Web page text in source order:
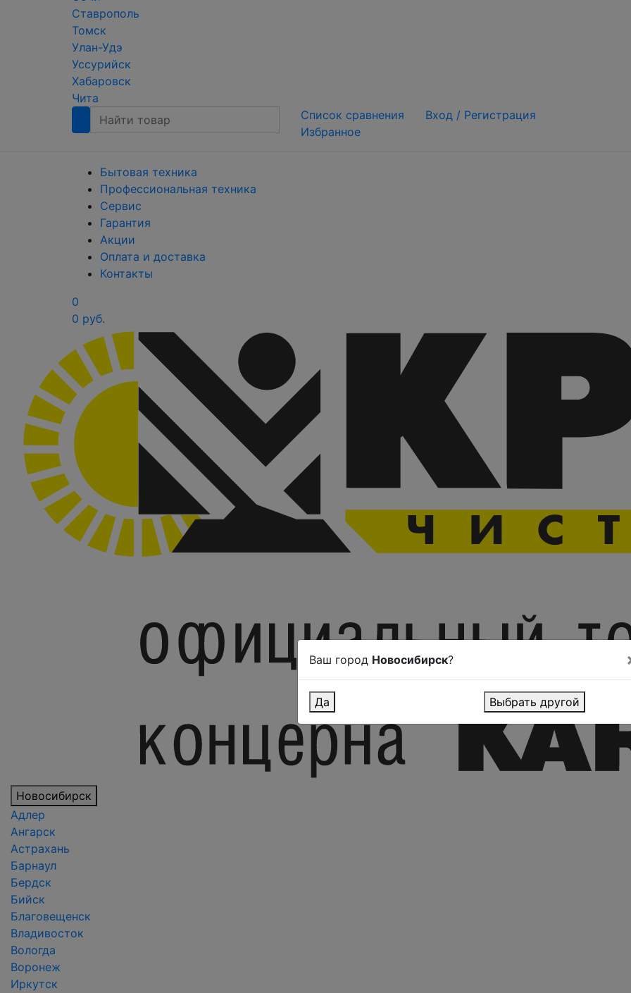
Ставрополь
Томск
Улан-Удэ
Уссурийск
Хабаровск
Чита
Список сравнения
Избранное
Вход / Регистрация
Бытовая техника
Профессиональная техника
Сервис
Гарантия
Акции
Оплата и доставка
Контакты
0
0 руб.
Новосибирск
Адлер
Ангарск
Астрахань
Барнаул
Бердск
Бийск
Благовещенск
Владивосток
Вологда
Воронеж
Иркутск
Ваш город Новосибирск?
Да Выбрать другой